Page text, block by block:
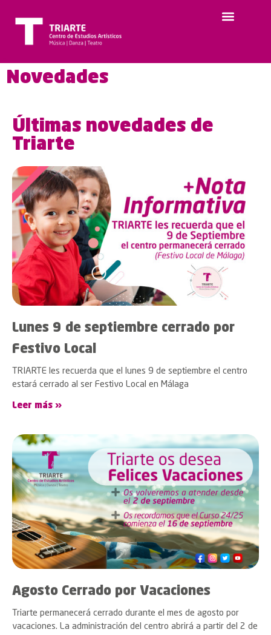
Novedades
Últimas novedades de
Triarte
Lunes 9 de septiembre cerrado por
Festivo Local
TRIARTE les recuerda que el lunes 9 de septiembre el centro
estará cerrado al ser Festivo Local en Málaga
Leer más »
Agosto Cerrado por Vacaciones
Triarte permanecerá cerrado durante el mes de agosto por
vacaciones. La administración del centro abrirá a partir del 2 de